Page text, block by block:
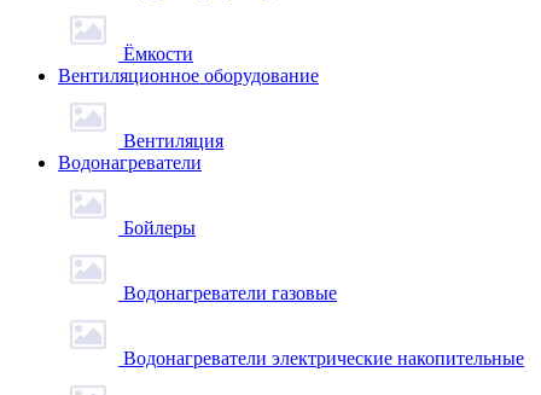
Ёмкости
Вентиляционное оборудование
Вентиляция
Водонагреватели
Бойлеры
Водонагреватели газовые
Водонагреватели электрические накопительные